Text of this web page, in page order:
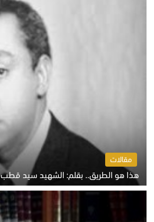
مقالات
هذا هو الطريق.. بقلم: الشهيد سيد قطب
الخميس 6 أغسطس 2026 10:52 ص